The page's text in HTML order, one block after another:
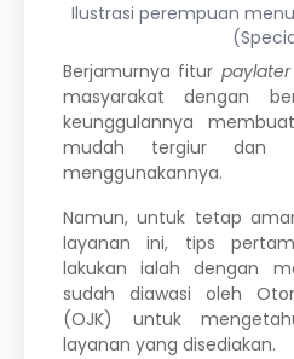
Ilustrasi perempuan
Berjamurnya fitur paylater
masyarakat dengan
keunggulannya
mudah tergiur dan
menggunakannya.
Namun, untuk tetap
layanan ini, tips
lakukan ialah dengan
sudah diawasi oleh
(OJK) untuk
layanan yang disediakan.